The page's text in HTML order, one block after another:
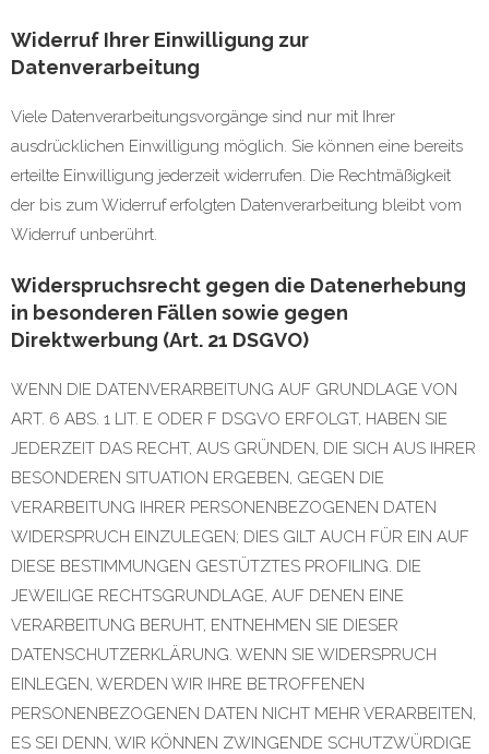
Widerruf Ihrer Einwilligung zur
Datenverarbeitung
Viele Datenverarbeitungsvorgänge sind nur mit Ihrer
ausdrücklichen Einwilligung möglich. Sie können eine bereits
erteilte Einwilligung jederzeit widerrufen. Die Rechtmäßigkeit
der bis zum Widerruf erfolgten Datenverarbeitung bleibt vom
Widerruf unberührt.
Widerspruchsrecht gegen die Datenerhebung
in besonderen Fällen sowie gegen
Direktwerbung (Art. 21 DSGVO)
WENN DIE DATENVERARBEITUNG AUF GRUNDLAGE VON
ART. 6 ABS. 1 LIT. E ODER F DSGVO ERFOLGT, HABEN SIE
JEDERZEIT DAS RECHT, AUS GRÜNDEN, DIE SICH AUS IHRER
BESONDEREN SITUATION ERGEBEN, GEGEN DIE
VERARBEITUNG IHRER PERSONENBEZOGENEN DATEN
WIDERSPRUCH EINZULEGEN; DIES GILT AUCH FÜR EIN AUF
DIESE BESTIMMUNGEN GESTÜTZTES PROFILING. DIE
JEWEILIGE RECHTSGRUNDLAGE, AUF DENEN EINE
VERARBEITUNG BERUHT, ENTNEHMEN SIE DIESER
DATENSCHUTZERKLÄRUNG. WENN SIE WIDERSPRUCH
EINLEGEN, WERDEN WIR IHRE BETROFFENEN
PERSONENBEZOGENEN DATEN NICHT MEHR VERARBEITEN,
ES SEI DENN, WIR KÖNNEN ZWINGENDE SCHUTZWÜRDIGE